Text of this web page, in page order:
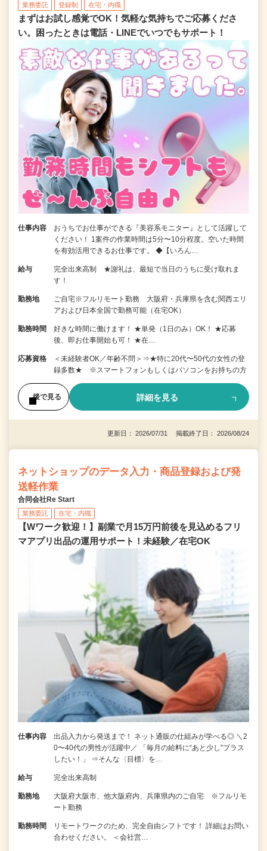
業務委託 登録制 在宅・内職
まずはお試し感覚でOK！気軽な気持ちでご応募くださ
い。困ったときは電話・LINEでいつでもサポート！
仕事内容
おうちでお仕事ができる『美容系モニター』として活躍して
ください！ 1案件の作業時間は5分〜10分程度。空いた時間
を有効活用できるお仕事です。 ◆【いろん…
給与
完全出来高制 ★謝礼は、最短で当日のうちに受け取れま
す！
勤務地
ご自宅※フルリモート勤務 大阪府・兵庫県を含む関西エリ
アおよび日本全国で勤務可能（在宅OK）
勤務時間
好きな時間に働けます！ ★単発（1日のみ）OK！ ★応募
後、即お仕事開始も可！ ★在…
応募資格
＜未経験者OK／年齢不問＞⇒★特に20代〜50代の女性の登
録多数★ ※スマートフォンもしくはパソコンをお持ちの方
後で見る 詳細を見る
更新日： 2026/07/31 掲載終了日： 2026/08/24
ネットショップのデータ入力・商品登録および発
送軽作業
合同会社Re Start
業務委託 在宅・内職
【Wワーク歓迎！】副業で月15万円前後を見込めるフリ
マアプリ出品の運用サポート！未経験／在宅OK
仕事内容
出品入力から発送まで！ ネット通販の仕組みが学べる◎ ＼2
0〜40代の男性が活躍中／ 「毎月の給料に“あと少し”プラス
したい！」 ⇒そんな〈目標〉を…
給与 完全出来高制
勤務地
大阪府大阪市、他大阪府内、兵庫県内のご自宅 ※フルリモ
ート勤務
勤務時間
リモートワークのため、完全自由シフトです！ 詳細はお問い
合わせください。 ＜会社営…